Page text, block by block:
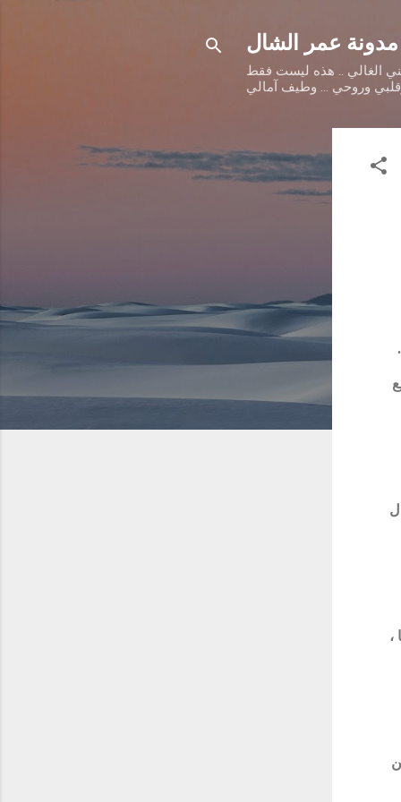
مدونة عمر الشال
الغالي .. هذه ليست فقط
وروحي ... وطيف آمالي
،